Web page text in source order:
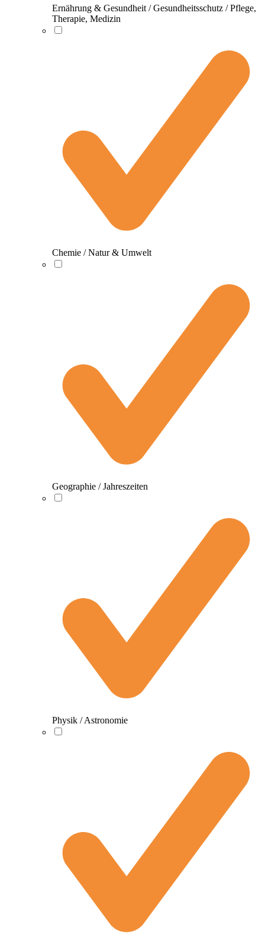
Ernährung & Gesundheit / Gesundheitsschutz / Pflege,
Therapie, Medizin
Chemie / Natur & Umwelt
Geographie / Jahreszeiten
Physik / Astronomie